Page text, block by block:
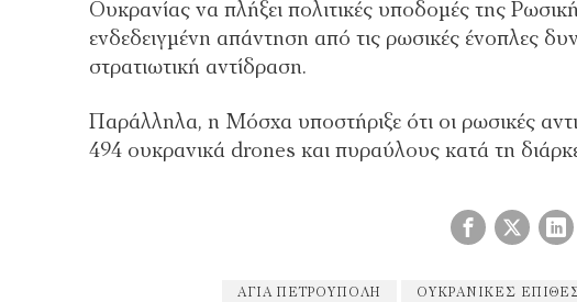
Ουκρανίας να πλήξει πολιτικές υποδομές της
ενδεδειγμένη απάντηση από τις ρωσικές ένοπλες
στρατιωτική αντίδραση.
Παράλληλα, η Μόσχα υποστήριξε ότι οι ρωσικές
494 ουκρανικά drones και πυραύλους κατά τη
ΑΓΊΑ ΠΕΤΡΟΎΠΟΛΗ ΟΥΚΡΑΝΙΚΈΣ